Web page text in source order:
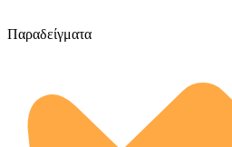
Παραδείγματα